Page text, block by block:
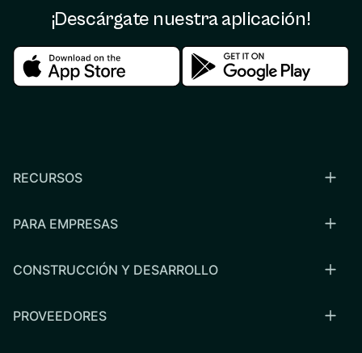
¡Descárgate nuestra aplicación!
Download in the apple storeDownload in the
RECURSOS
PARA EMPRESAS
CONSTRUCCIÓN Y DESARROLLO
PROVEEDORES